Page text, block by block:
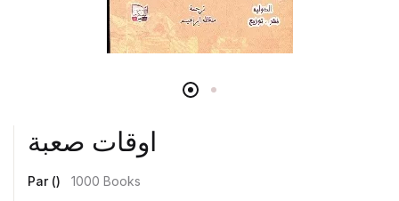
اوقات صعبة
Par () 1000 Books